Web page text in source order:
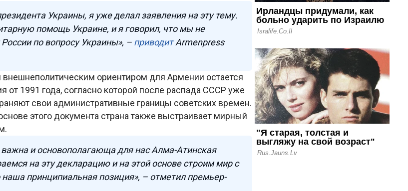
Украины, я уже делал заявления на эту тему.
помощь Украине, и я говорил, что мы не
по вопросу Украины», – приводитArmenpress
ориентиром для Армении остается
от 1991 года, согласно которой после распада СССР уже
свои административные границы советских времен.
этого документа страна также выстраивает мирный
важна и основополагающа для нас Алма-Атинская
на эту декларацию и на этой основе строим мир с
принципиальная позиция», – отметил премьер-